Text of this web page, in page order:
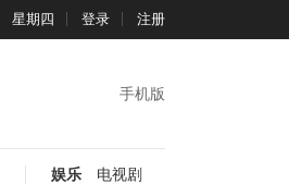
星期四 登录 注册
手机版
娱乐
电视剧